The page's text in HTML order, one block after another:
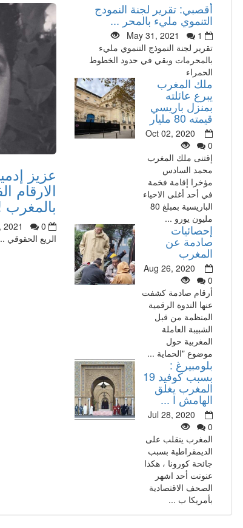
عزيز
الارقام
بالمغرب
2021
0
الريع الحقوقي
أقصبي: تقرير لجنة النمودج
التنموي مليء بالمحر ...
May 31, 2021
1
تقرير لجنة النموذج التنموي مليء
بالمحرمات وبقي في حدود الخطوط
الحمراء
ملك المغرب
يبرع عائلته
بمنزل باريسي
قيمته 80 مليار
Oct 02, 2020
0
إقتنى ملك المغرب
محمد السادس
مؤخرا إقامة فخمة
في أحد أغلى الاحياء
الباريسية بمبلغ 80
مليون يورو ...
إحصائيات
صادمة عن
المغرب
Aug 26, 2020
0
أرقام صادمة كشفت
عنها الندوة الرقمية
المنظمة من قبل
الشبيبة العاملة
المغربية حول
موضوع "الحماية ...
بلومبيرغ :
بسبب كوفيد 19
المغرب يغلق
الهامش ا ...
Jul 28, 2020
0
المغرب ينقلب على
الديمقراطية بسبب
جائحة كورونا ، هكذا
عنونت أحد اشهر
الصحف الاقتصادية
بأمريكا ب ...